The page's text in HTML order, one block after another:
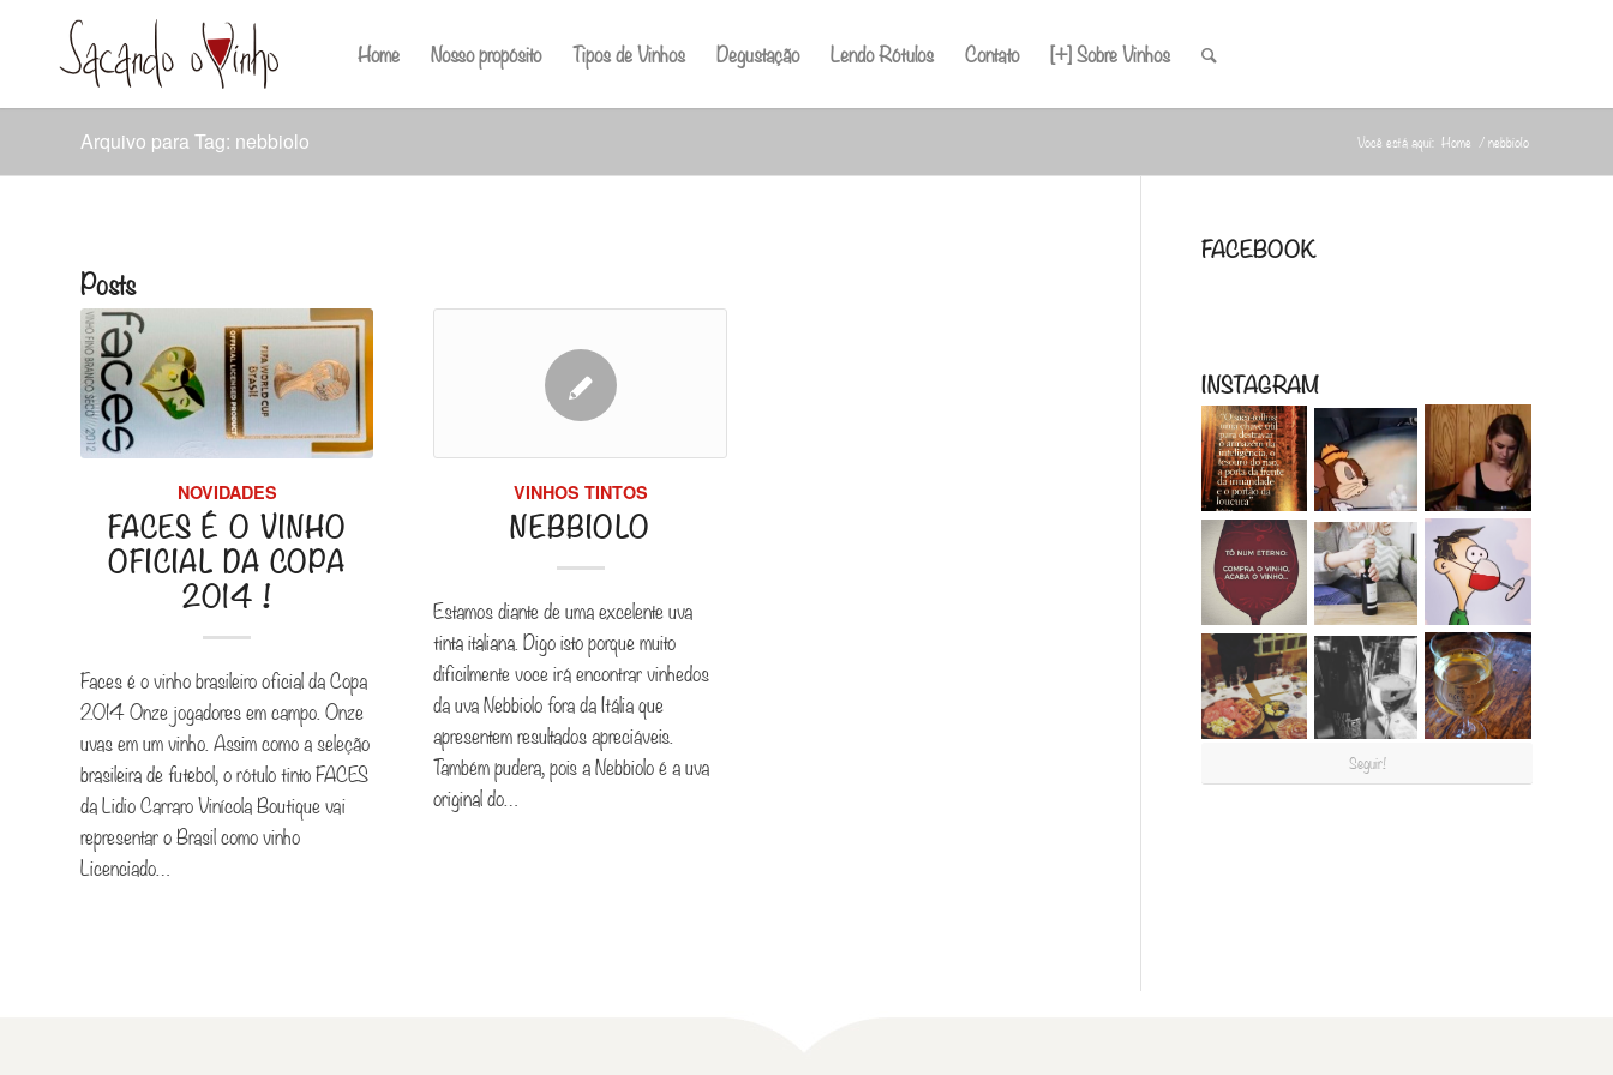
Home Nosso propósito Tipos de Vinhos Degustação Lendo Rótulos Contato [+] Sobre Vinhos
Arquivo para Tag: nebbiolo Você está aqui: Home /nebbiolo
Posts
NOVIDADES
FACES É O VINHO
OFICIAL DA COPA
2014 !
Faces é o vinho brasileiro oficial da Copa
2014 Onze jogadores em campo. Onze
uvas em um vinho. Assim como a seleção
brasileira de futebol, o rótulo tinto FACES
da Lidio Carraro Vinícola Boutique vai
representar o Brasil como vinho
Licenciado…
VINHOS TINTOS
NEBBIOLO
Estamos diante de uma excelente uva
tinta italiana. Digo isto porque muito
dificilmente voce irá encontrar vinhedos
da uva Nebbiolo fora da Itália que
apresentem resultados apreciáveis.
Também pudera, pois a Nebbiolo é a uva
original do…
FACEBOOK
INSTAGRAM
Seguir!